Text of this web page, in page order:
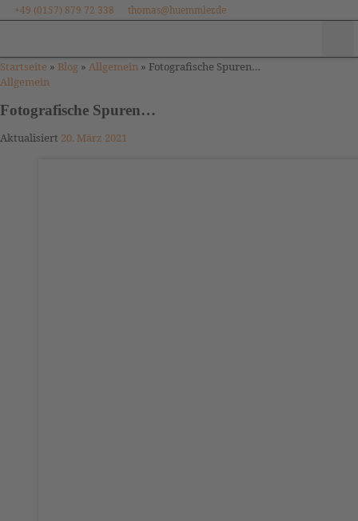
Zum Inhalt springen
+49 (0157) 879 72 338 thomas@huemmler.de
Startseite » Blog » Allgemein » Fotografische Spuren…
Allgemein
Fotografische Spuren…
Aktualisiert 20. März 2021